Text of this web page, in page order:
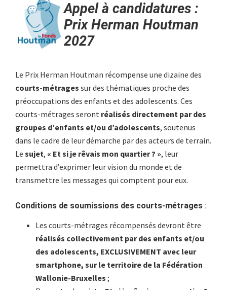
Appel à candidatures :
Prix Herman Houtman
2027
Le Prix Herman Houtman récompense une dizaine des
courts-métrages sur des thématiques proche des
préoccupations des enfants et des adolescents. Ces
courts-métrages seront réalisés directement par des
groupes d’enfants et/ou d’adolescents, soutenus
dans le cadre de leur démarche par des acteurs de terrain.
Le sujet, « Et si je rêvais mon quartier ? », leur
permettra d’exprimer leur vision du monde et de
transmettre les messages qui comptent pour eux.
Conditions de soumissions des courts-métrages :
Les courts-métrages récompensés devront être
réalisés collectivement par des enfants et/ou
des adolescents, EXCLUSIVEMENT avec leur
smartphone, sur le territoire de la Fédération
Wallonie-Bruxelles ;